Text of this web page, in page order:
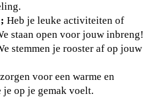
Heb je leuke activiteiten of
staan open voor jouw inbreng!
stemmen je rooster af op jouw
voor een warme en
op je gemak voelt.